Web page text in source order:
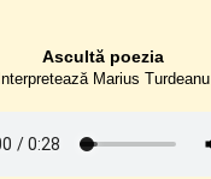
Ascultă poezia
Interpretează Marius Turdeanu